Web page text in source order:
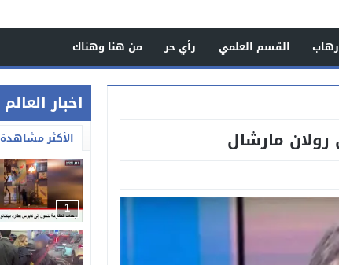
القسم العلمي رأي حر من هنا وهناك
مارشال
اخبار العالم
الأكثر مشاهدة
1